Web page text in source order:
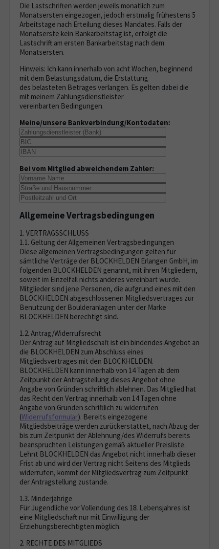
Die Lastschriften werden jeweils monatlich zum
Monatsersten eingezogen, jedoch erstmalig frühestens 5
Arbeitstage nach Erteilung dieses Mandates. Falls der
Monatserste kein Bankarbeitstag ist, erfolgt die
Lastschrift am ersten Bankarbeitstag nach dem
Monatsersten.
Hinweis: Ich kann innerhalb von acht Wochen, beginnend
mit dem Belastungsdatum, die Erstattung
des belasteten Betrages verlangen. Es gelten dabei die
mit meinem Zahlungsdienstleister
vereinbarten Bedingungen.
Meine/unsere Bankverbindung/Kontodaten:
Bei vom Mitglied abweichendem Zahler:
Allgemeine Vertragsbedingungen
1. VERTRAGSSCHLUSS
1.1. Geltung der Allgemeinen Vertragsbedingungen
Diese allgemeinen Vertragsbedingungen gelten für
sämtliche Verträge der BLOCKHELDEN Erlangen GmbH, im
folgenden BLOCKHELDEN genannt, mit ihren Mitgliedern,
soweit im Einzelfall nichts anderes vereinbart wurde.
Mitglieder sind jene Personen, die aufgrund eines mit den
BLOCKHELDEN abgeschlossenen Mitgliedsvertrages zur
Benutzung der Boulderanlagen unter der Marke
BLOCKHELDEN berechtigt sind.
1.2. Antrag/Widerrufsrecht
Der Antrag auf Mitgliedschaft ist ein bindendes Angebot an
die BLOCKHELDEN zum Abschluss eines
Mitgliedsvertrages mit den BLOCKHELDEN.
BLOCKHELDEN kann innerhalb von 14 Tagen ab dem
Zeitpunkt der Antragstellung dieses Angebot ohne
Angabe von Gründen schriftlich ablehnen. Das Mitglied hat
das Recht den Vertrag innerhalb von 14 Tagen ohne
Angabe von Gründen schriftlich zu widerrufen
(Widerrufsformular). Bereits eingezogene
Mitgliedsbeiträge werden zurückerstattet, nach Abzug der
bis zum Zeitpunkt der Ablehnung/des Widerrufs bereits
beanspruchten Leistungen gemäß aktueller Preisliste.
Lehnt BLOCKHELDEN das Angebot nicht innerhalb dieser
Frist ab und wird der Vertrag nicht Seitens des Mitglieds
widerrufen, kommt der Mitgliedsvertrag zum Zeitpunkt
der Antragstellung zustande.
1.3. Minderjährige
Für Jugendliche vor Vollendung des 18. Lebensjahres ist
eine Mitgliedschaft nur mit Einwilligung der
Erziehungsberechtigten möglich.
2. RECHTE DES MITGLIEDS